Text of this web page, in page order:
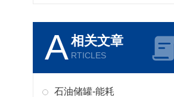
A相关文章
RTICLES
石油储罐-能耗